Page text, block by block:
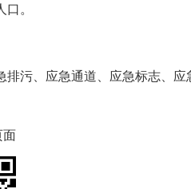
。
污、应急通道、应急标志、应
面